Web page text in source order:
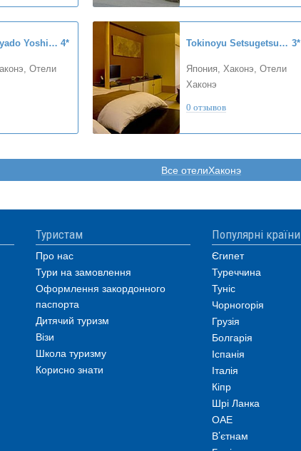
Takuminoyado Yoshimatsu 4*
Отели
Tokinoyu Setsugetsuka 3*
Япония, Хаконэ, Отели
Хаконэ
0 отзывов
Все отелиХаконэ
Туристам
Про нас
Тури на замовлення
Оформлення закордонного
паспорта
Дитячий туризм
Візи
Школа туризму
Корисно знати
Популярні країни
Єгипет
Туреччина
Туніс
Чорногорія
Грузія
Болгарія
Іспанія
Італія
Кіпр
Шрі Ланка
ОАЕ
В’єтнам